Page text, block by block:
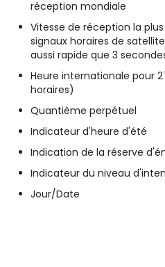
réception mondiale
Vitesse de réception la
signaux horaires de
aussi rapide que 3
Heure internationale pour
horaires)
Quantième perpétuel
Indicateur d'heure d'été
Indication de la réserve
Indicateur du niveau
Jour/Date